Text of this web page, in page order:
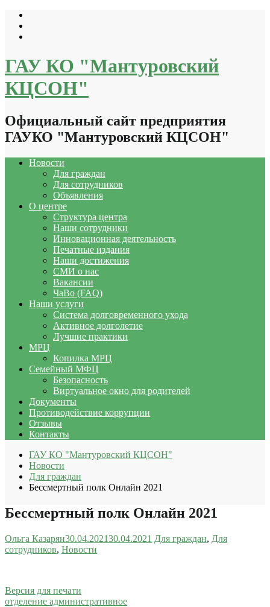
Перейти
содержимому
ГАУ КО "Мантуровский
КЦСОН"
Официальный сайт предприятия
ГАУКО "Мантуровский КЦСОН"
Новости
Для граждан
Для сотрудников
Объявления
О центре
Структура центра
Наши сотрудники
Инновационная деятельность
Печатные издания
Наши достижения
СМИ о нас
Вакансии
ЧаВо (FAQ)
Наши услуги
Система долговременного ухода
Активное долголетие
Лучшие практики
МРЦ
Копилка МРЦ
Семейный МФЦ
Безопасность
Виртуальное окно для родителей
Документы
Противодействие коррупции
Отзывы
Контакты
ГАУ КО "Мантуровский КЦСОН"
Новости
Для граждан
Бессмертный полк Онлайн 2021
Бессмертный полк Онлайн 2021
Ольга Казарян30.04.202130.04.2021 Для граждан, Для
сотрудников, Новости
Версия для печати
отделение административное